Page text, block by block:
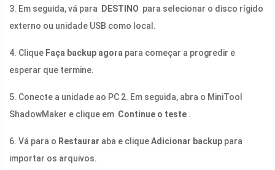
3. Em seguida, vá para DESTINO para selecionar o disco rígido
externo ou unidade USB como local.
4. Clique Faça backup agora para começar a progredir e
esperar que termine.
5. Conecte a unidade ao PC 2. Em seguida, abra o MiniTool
ShadowMaker e clique em Continue o teste .
6. Vá para o Restaurar aba e cliqueAdicionar backup para
importar os arquivos.